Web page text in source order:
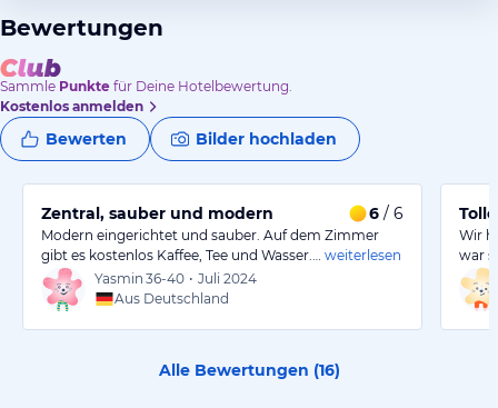
Bewertungen
Sammle Punkte für Deine Hotelbewertung.
Kostenlos anmelden
Bewerten Bilder hochladen
Zentral, sauber und modern 6 / 6
Modern eingerichtet und sauber. Auf dem Zimmer
gibt es kostenlos Kaffee, Tee und Wasser.…
weiterlesen
Yasmin 36-40 • Juli 2024
Aus Deutschland
Wir
war
Alle Bewertungen (16)